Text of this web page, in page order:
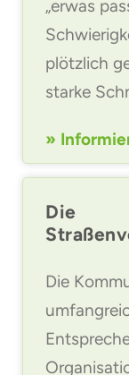
„erwas
plötzlich
starke
»
Die
Die